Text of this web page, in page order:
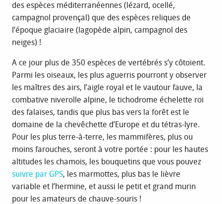
des espèces méditerranéennes (lézard, ocellé,
campagnol provençal) que des espèces reliques de
l’époque glaciaire (lagopède alpin, campagnol des
neiges) !
A ce jour plus de 350 espèces de vertébrés s’y côtoient.
Parmi les oiseaux, les plus aguerris pourront y observer
les maîtres des airs, l’aigle royal et le vautour fauve, la
combative niverolle alpine, le tichodrome échelette roi
des falaises, tandis que plus bas vers la forêt est le
domaine de la chevêchette d’Europe et du tétras-lyre.
Pour les plus terre-à-terre, les mammifères, plus ou
moins farouches, seront à votre portée : pour les hautes
altitudes les chamois, les bouquetins que vous pouvez
suivre par GPS, les marmottes, plus bas le lièvre
variable et l’hermine, et aussi le petit et grand murin
pour les amateurs de chauve-souris !